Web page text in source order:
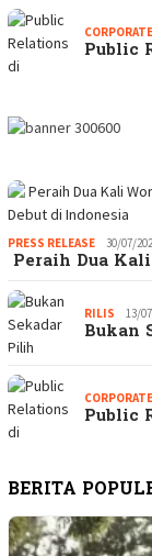
CORPORATE
Public
PRESS RELEASE 30/07/
Peraih Dua
RILIS 13/
Bukan
CORPORATE
Public
BERITA